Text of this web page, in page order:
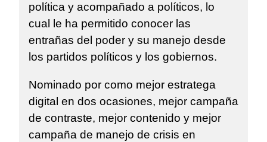
política y acompañado a políticos, lo
cual le ha permitido conocer las
entrañas del poder y su manejo desde
los partidos políticos y los gobiernos.
Nominado por como mejor estratega
digital en dos ocasiones, mejor campaña
de contraste, mejor contenido y mejor
campaña de manejo de crisis en